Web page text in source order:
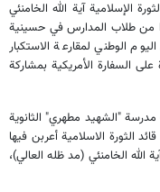
الإسلامية آية الله الخامنئي
يوم الرابع من نوفمبر 2022 حشدا من طلاب المدارس في حسينية
الوطني لمقارعة الاستكبار
على السفارة الأمريكية بمشاركة
"الشهيد مطهري" الثانوية
الثورة الاسلامية أعربن فيها
الخامنئي (مد ظله العالي)،